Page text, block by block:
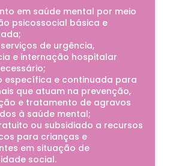
em saúde mental por meio
psicossocial básica e
de urgência,
e internação hospitalar
específica e continuada para
que atuam na prevenção,
e tratamento de agravos
à saúde mental;
ou subsidiado a recursos
para crianças e
em situação de
social.